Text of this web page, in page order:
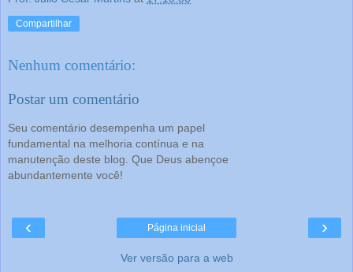
Compartilhar
Nenhum comentário:
Postar um comentário
Seu comentário desempenha um papel
fundamental na melhoria contínua e na
manutenção deste blog. Que Deus abençoe
abundantemente você!
‹ ›
Página inicial
Ver versão para a web